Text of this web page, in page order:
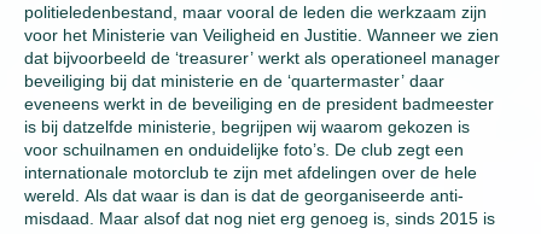
politieledenbestand, maar vooral de leden die werkzaam zijn
voor het Ministerie van Veiligheid en Justitie. Wanneer we zien
dat bijvoorbeeld de ‘treasurer’ werkt als operationeel manager
beveiliging bij dat ministerie en de ‘quartermaster’ daar
eveneens werkt in de beveiliging en de president badmeester
is bij datzelfde ministerie, begrijpen wij waarom gekozen is
voor schuilnamen en onduidelijke foto’s. De club zegt een
internationale motorclub te zijn met afdelingen over de hele
wereld. Als dat waar is dan is dat de georganiseerde anti-
misdaad. Maar alsof dat nog niet erg genoeg is, sinds 2015 is